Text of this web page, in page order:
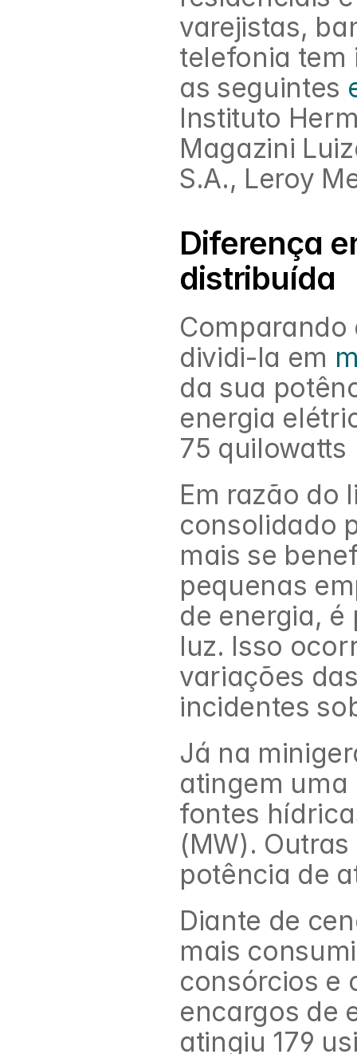
varejistas,
telefonia tem
as seguintes
Instituto
Magazini
S.A., Leroy
Diferença
distribuída
dividi-la em
da sua
energia
75 quilowatts
Em razão do
consolidado
mais se
pequenas
de energia,
luz. Isso
variações
incidentes
Já na
atingem uma
fontes
(MW).
potência de
Diante de
mais
consórcios e
encargos de
atingiu 179